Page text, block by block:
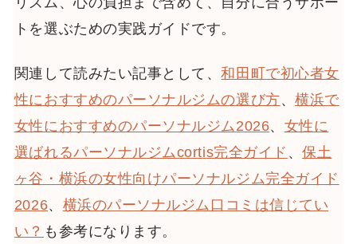
トを選ぶための実践ガイドです。
関連して読みたい記事として、和田町で初心者女
性におすすめのパーソナルジムの選び方、横浜で
女性におすすめのパーソナルジム2026、 女性に
選ばれるパーソナルジムcortis完全ガイド 、保土
ヶ谷・横浜の女性向けパーソナルジム完全ガイド
2026、 横浜のパーソナルジム口コミは信じてい
い？ も参考になります。